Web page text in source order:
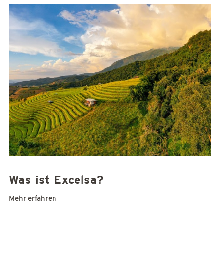
Was ist Excelsa?
Mehr erfahren